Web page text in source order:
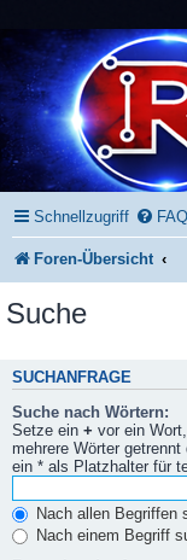
Schnellzugriff FAQ
Foren-Übersicht
Suche
SUCHANFRAGE
Suche nach Wörtern:
Setze ein + vor ein
mehrere Wörter getrennt
ein * als Platzhalter für
Nach allen Begriffen
Nach einem Begriff